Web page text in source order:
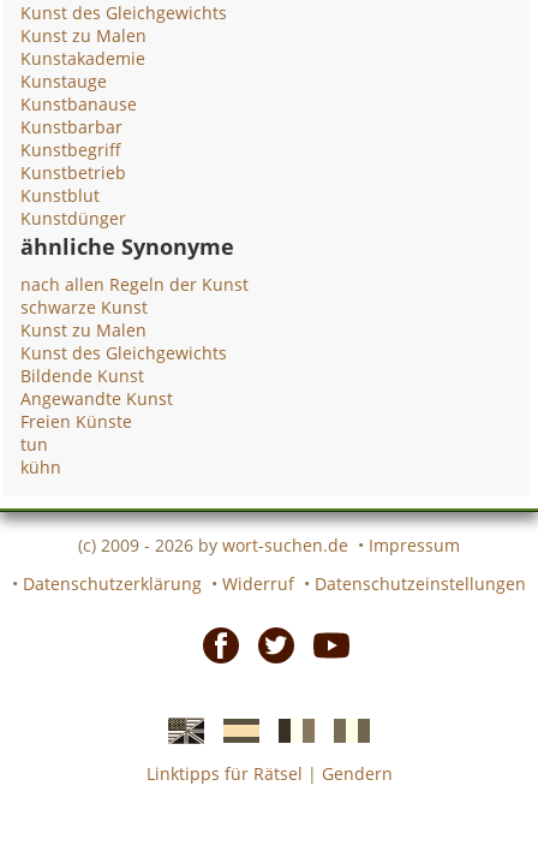
Kunst des Gleichgewichts
Kunst zu Malen
Kunstakademie
Kunstauge
Kunstbanause
Kunstbarbar
Kunstbegriff
Kunstbetrieb
Kunstblut
Kunstdünger
ähnliche Synonyme
nach allen Regeln der Kunst
schwarze Kunst
Kunst zu Malen
Kunst des Gleichgewichts
Bildende Kunst
Angewandte Kunst
Freien Künste
tun
kühn
(c) 2009 - 2026 by wort-suchen.de • Impressum
• Datenschutzerklärung • Widerruf • Datenschutzeinstellungen
EnglischeSpanischefranzösicheitalienische
Linktipps für Rätsel | Gendern